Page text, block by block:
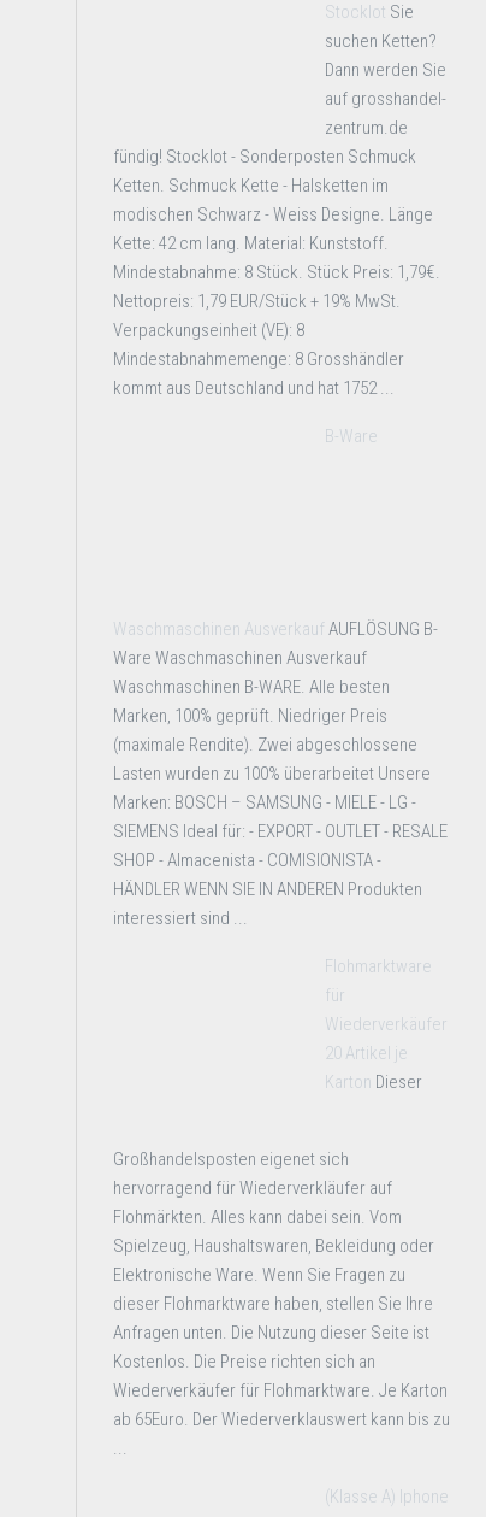
Stocklot Sie
suchen Ketten?
Dann werden Sie
auf grosshandel-
zentrum.de
fündig! Stocklot - Sonderposten Schmuck
Ketten. Schmuck Kette - Halsketten im
modischen Schwarz - Weiss Designe. Länge
Kette: 42 cm lang. Material: Kunststoff.
Mindestabnahme: 8 Stück. Stück Preis: 1,79€.
Nettopreis: 1,79 EUR/Stück + 19% MwSt.
Verpackungseinheit (VE): 8
Mindestabnahmemenge: 8 Grosshändler
kommt aus Deutschland und hat 1752 ...
B-Ware
Waschmaschinen Ausverkauf AUFLÖSUNG B-
Ware Waschmaschinen Ausverkauf
Waschmaschinen B-WARE. Alle besten
Marken, 100% geprüft. Niedriger Preis
(maximale Rendite). Zwei abgeschlossene
Lasten wurden zu 100% überarbeitet Unsere
Marken: BOSCH – SAMSUNG - MIELE - LG -
SIEMENS Ideal für: - EXPORT - OUTLET - RESALE
SHOP - Almacenista - COMISIONISTA -
HÄNDLER WENN SIE IN ANDEREN Produkten
interessiert sind ...
Flohmarktware
für
Wiederverkäufer
20 Artikel je
Karton Dieser
Großhandelsposten eigenet sich
hervorragend für Wiederverkläufer auf
Flohmärkten. Alles kann dabei sein. Vom
Spielzeug, Haushaltswaren, Bekleidung oder
Elektronische Ware. Wenn Sie Fragen zu
dieser Flohmarktware haben, stellen Sie Ihre
Anfragen unten. Die Nutzung dieser Seite ist
Kostenlos. Die Preise richten sich an
Wiederverkäufer für Flohmarktware. Je Karton
ab 65Euro. Der Wiederverklauswert kann bis zu
...
(Klasse A) Iphone